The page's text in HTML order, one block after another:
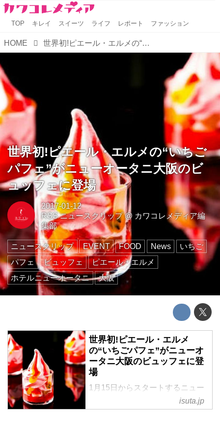
TOP キレイ スイーツ ライフ レポート ファッション
HOME 世界初!ピエール・エルメの“いちごパフェ”がニューオータニ大阪のビュッフェに登場
世界初!ピエール・エルメの“いちご
パフェ”がニューオータニ大阪のビ
ュッフェに登場
2017-01-12
RSS ニュースクリップ@ カワコレメディア編
集部
ニュースクリップ EVENT FOOD News
いちご
パフェ
ビュッフェ
ピエール・エルメ
ホテルニューオータニ
大阪
世界初!ピエール・エルメ
の“いちごパフェ”がニューオ
ータニ大阪のビュッフェに登
場
1月15日からスタートするニュー
オータニ大阪の超人気ビュッフェ
「ホテルでいちご狩り」に、ピエ
isuta.jp